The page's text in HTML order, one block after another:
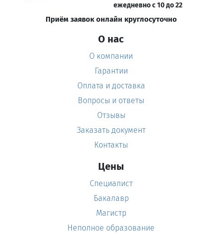
ежедневно с 10 до 22
Приём заявок онлайн круглосуточно
О нас
О компании
Гарантии
Оплата и доставка
Вопросы и ответы
Отзывы
Заказать документ
Контакты
Цены
Специалист
Бакалавр
Магистр
Неполное образование